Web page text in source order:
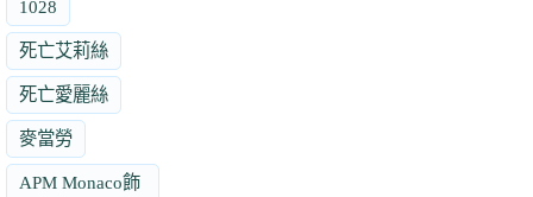
1028
死亡艾莉絲
死亡愛麗絲
麥當勞
APM Monaco飾